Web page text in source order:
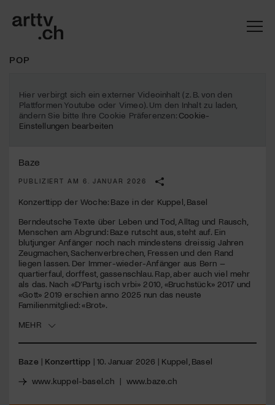
POP
Hier verbirgt sich ein externer Videoinhalt (z. B. von den
Plattformen Youtube oder Vimeo). Um den Inhalt zu laden,
ändern Sie bitte Ihre Cookie Präferenzen: Cookie-
Einstellungen bearbeiten
Baze
PUBLIZIERT AM 6. JANUAR 2026
Konzerttipp der Woche: Baze in der Kuppel, Basel
Berndeutsche Texte über Leben und Tod, Alltag und Rausch,
Menschen am Abgrund: Baze rutscht aus, steht auf. Ein
blutjunger Anfänger noch nach mindestens dreissig Jahren
Zeugmachen, Sachenverbrechen, Fressen und den Rand
liegen lassen. Der Immer-wieder-Anfänger aus Bern –
quartierfaul, dorffest, gassenschlau. Rap, aber auch viel mehr
als das. Nach «D’Party isch vrbi» 2010, «Bruchstück» 2017 und
«Gott» 2019 erschien anno 2025 nun das neuste
Familienmitglied: «Brot».
MEHR
Baze | Konzerttipp | 10. Januar 2026 | Kuppel, Basel
www.kuppel-basel.ch | www.baze.ch
Mach mit: «Be Part of the Art»!
Engagiere dich als Kulturliebhaber:in, Kulturschaffende(r) oder
Kulturinstitution und unterstütze unsere Arbeit.
Mit deiner Mitgliedschaft erhältst du kostenlosen Zugang zu
diversen Kulturevents.
Jetzt Mitglied werden